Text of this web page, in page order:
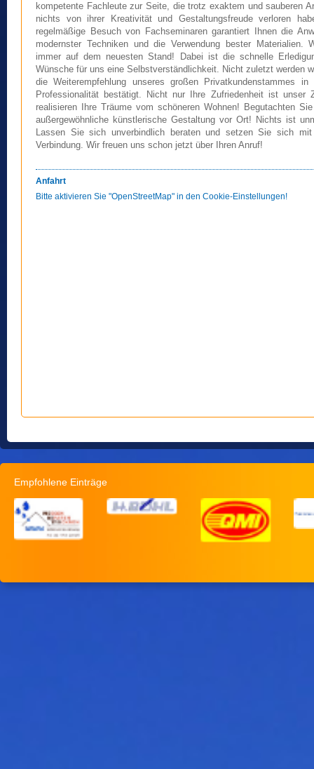
kompetente Fachleute zur Seite, die trotz exaktem und sauberen
nichts von ihrer Kreativität und Gestaltungsfreude verloren
regelmäßige Besuch von Fachseminaren garantiert Ihnen die
modernster Techniken und die Verwendung bester Materialien.
immer auf dem neuesten Stand! Dabei ist die schnelle
Wünsche für uns eine Selbstverständlichkeit. Nicht zuletzt werden
die Weiterempfehlung unseres großen Privatkundenstammes in
Professionalität bestätigt. Nicht nur Ihre Zufriedenheit ist unser
realisieren Ihre Träume vom schöneren Wohnen! Begutachten
außergewöhnliche künstlerische Gestaltung vor Ort! Nichts ist
Lassen Sie sich unverbindlich beraten und setzen Sie sich
Verbindung. Wir freuen uns schon jetzt über Ihren Anruf!
Anfahrt
Bitte aktivieren Sie "OpenStreetMap" in den Cookie-Einstellungen!
Empfohlene Einträge